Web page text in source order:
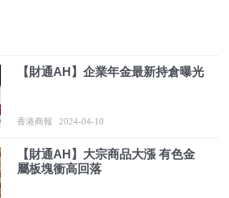
【財通AH】企業年金最新持倉曝光
香港商報 2024-04-10
【財通AH】大宗商品大漲 有色金
屬板塊衝高回落